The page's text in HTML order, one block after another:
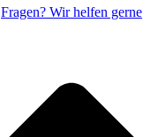
Fragen? Wir helfen gerne